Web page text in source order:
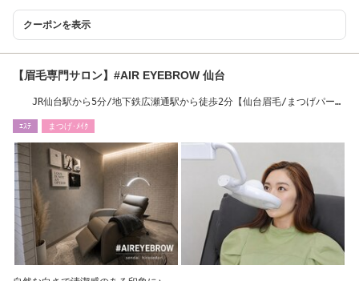
クーポンを表示
【眉毛専門サロン】#AIR EYEBROW 仙台
JR仙台駅から5分/地下鉄広瀬通駅から徒歩2分【仙台眉毛/まつげパー
ｴｽﾃ まつげ･ﾒｲｸ